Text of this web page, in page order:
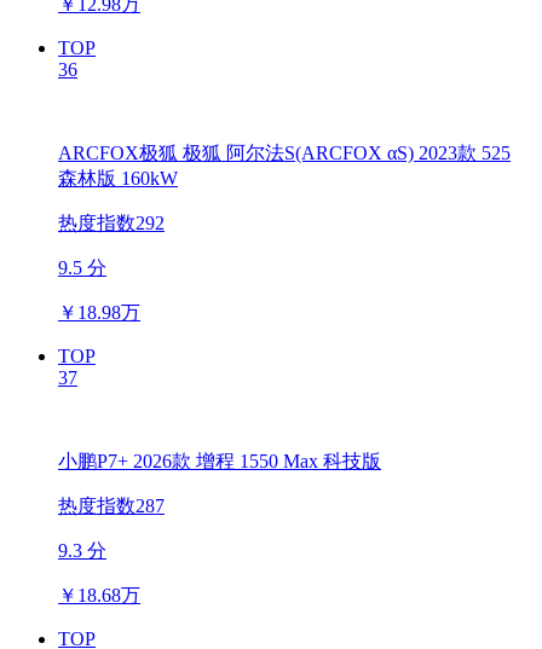
TOP
36
ARCFOX极狐 极狐 阿尔法S(ARCFOX αS) 2023款 525
森林版 160kW
热度指数292
9.5 分
￥ 18.98万
TOP
37
小鹏P7+ 2026款 增程 1550 Max 科技版
热度指数287
9.3 分
￥ 18.68万
TOP